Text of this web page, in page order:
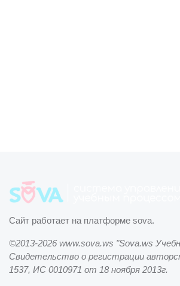
Сайт работает на платформе sova.
©2013-2026 www.sova.ws "Sova.ws
Свидетельство о регистрации
1537, ИС 0010971 от 18 ноября 2013г.